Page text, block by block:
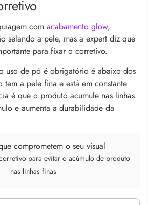
com acabamento glow,
selando a pele, mas a expert diz que
para fixar o corretivo.
uso de pó é obrigatório é abaixo dos
a pele fina e está em constante
é que o produto acumule nas linhas.
e aumenta a durabilidade da
para evitar o acúmulo de produto
nas linhas finas